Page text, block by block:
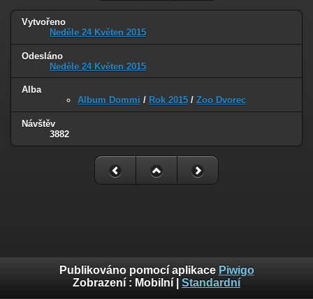
Vytvořeno
Neděle 24 Květen 2015
Odesláno
Neděle 24 Květen 2015
Alba
Album Dommi / Rok 2015 / Zoo Dvorec
Návštěv
3882
Publikováno pomocí aplikace Piwigo
Zobrazení : Mobilní Standardní